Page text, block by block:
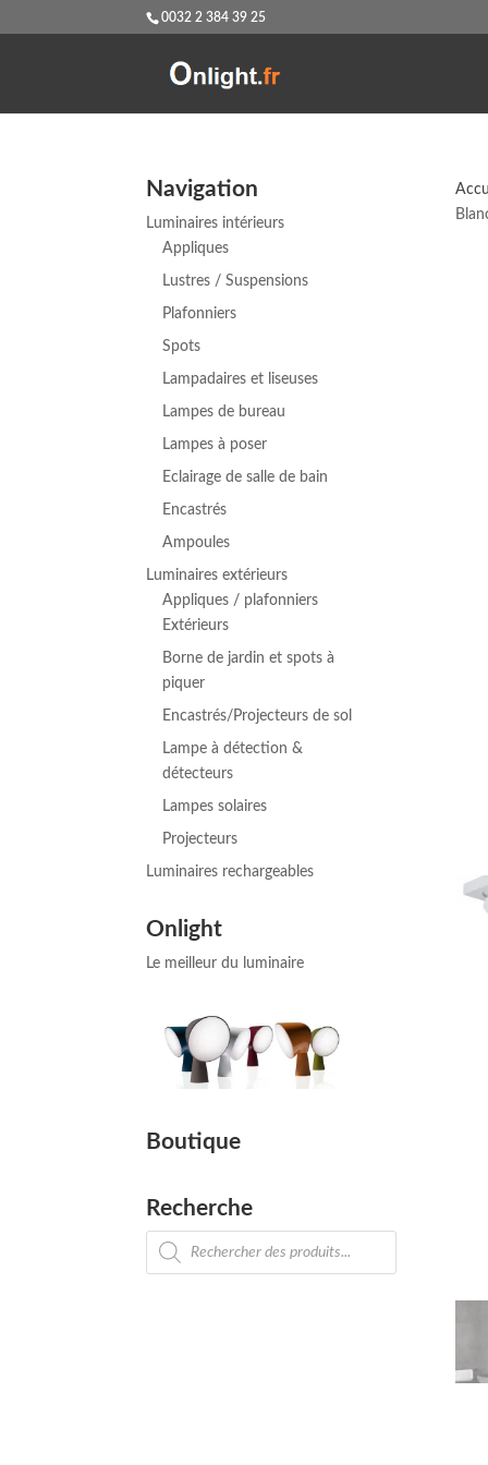
0032 2 384 39 25
Navigation
Luminaires intérieurs
Appliques
Lustres / Suspensions
Plafonniers
Spots
Lampadaires et liseuses
Lampes de bureau
Lampes à poser
Eclairage de salle de bain
Encastrés
Ampoules
Luminaires extérieurs
Appliques / plafonniers
Extérieurs
Borne de jardin et spots à
piquer
Encastrés/Projecteurs de sol
Lampe à détection &
détecteurs
Lampes solaires
Projecteurs
Luminaires rechargeables
Onlight
Le meilleur du luminaire
Boutique
Recherche
Recherche
de
produits